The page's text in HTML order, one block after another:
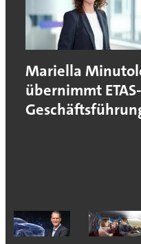
Mariella
übernimmt ETAS-